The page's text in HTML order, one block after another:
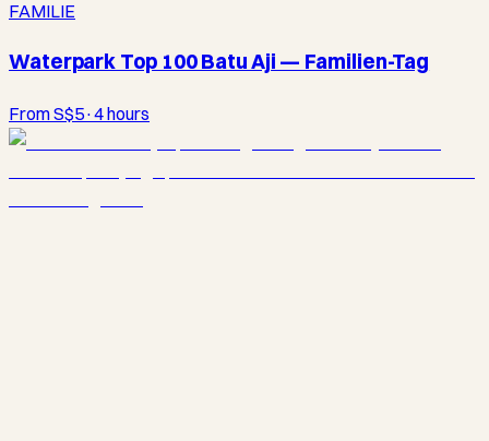
FAMILIE
Waterpark Top 100 Batu Aji — Familien-Tag
From S$5·4 hours